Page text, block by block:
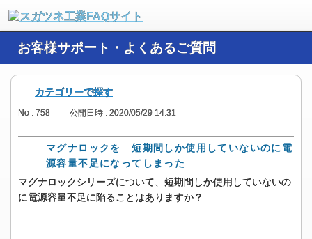
お客様サポート・よくあるご質問
カテゴリーで探す
No : 758 公開日時 : 2020/05/29 14:31
マグナロックを 短期間しか使用していないのに電
源容量不足になってしまった
マグナロックシリーズについて、短期間しか使用していないの
に電源容量不足に陥ることはありますか？